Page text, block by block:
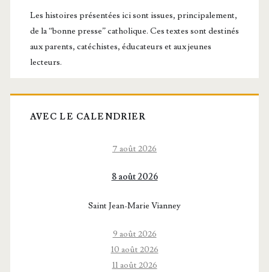
principale
Les histoires présentées ici sont issues, principalement,
de la “bonne presse” catholique. Ces textes sont destinés
aux parents, catéchistes, éducateurs et aux jeunes
lecteurs.
AVEC LE CALENDRIER
7 août 2026
8 août 2026
Saint Jean-Marie Vianney
9 août 2026
10 août 2026
11 août 2026